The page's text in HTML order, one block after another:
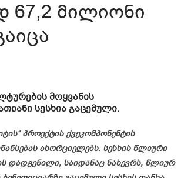
67,2 მილიონი
მოყვანის
სესხია გაცემული.
პროექტის ქვეკომპონენტის
ახორციელებს. სესხის წლიური
დადგენილი, საიდანაც ნახევრს, წლიურ